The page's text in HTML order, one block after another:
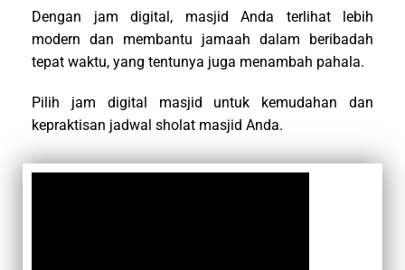
Dengan jam digital, masjid Anda terlihat lebih
modern dan membantu jamaah dalam beribadah
tepat waktu, yang tentunya juga menambah pahala.
Pilih jam digital masjid untuk kemudahan dan
kepraktisan jadwal sholat masjid Anda.